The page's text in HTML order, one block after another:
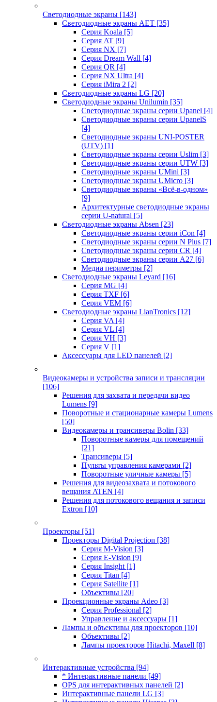
Светодиодные экраны [143]
Светодиодные экраны AET [35]
Cерия Koala [5]
Серия AT [9]
Серия NX [7]
Серия Dream Wall [4]
Серия QR [4]
Серия NX Ultra [4]
Серия iMira 2 [2]
Светодиодные экраны LG [20]
Светодиодные экраны Unilumin [35]
Светодиодные экраны серии Upanel [4]
Светодиодные экраны серии UpanelS
[4]
Светодиодные экраны UNI-POSTER
(UTV) [1]
Светодиодные экраны серии Uslim [3]
Светодиодные экраны серии UTW [3]
Светодиодные экраны UMini [3]
Светодиодные экраны UMicro [3]
Светодиодные экраны «Всё-в-одном»
[9]
Архитектурные светодиодные экраны
серии U-natural [5]
Светодиодные экраны Absen [23]
Светодиодные экраны серии iCon [4]
Светодиодные экраны серии N Plus [7]
Светодиодные экраны серии CR [4]
Светодиодные экраны серии А27 [6]
Медиа периметры [2]
Светодиодные экраны Leyard [16]
Серия MG [4]
Серия TXF [6]
Серия VEM [6]
Светодиодные экраны LianTronics [12]
Серия VA [4]
Серия VL [4]
Серия VH [3]
Серия V [1]
Аксессуары для LED панелей [2]
Видеокамеры и устройства записи и трансляции
[106]
Решения для захвата и передачи видео
Lumens [9]
Поворотные и стационарные камеры Lumens
[50]
Видеокамеры и трансиверы Bolin [33]
Поворотные камеры для помещений
[21]
Трансиверы [5]
Пульты управления камерами [2]
Поворотные уличные камеры [5]
Решения для видеозахвата и потокового
вещания ATEN [4]
Решения для потокового вещания и записи
Extron [10]
Проекторы [51]
Проекторы Digital Projection [38]
Серия M-Vision [3]
Серия E-Vision [9]
Серия Insight [1]
Серия Titan [4]
Серия Satellite [1]
Объективы [20]
Проекционные экраны Adeo [3]
Серия Professional [2]
Управление и аксессуары [1]
Лампы и объективы для проекторов [10]
Объективы [2]
Лампы проекторов Hitachi, Maxell [8]
Интерактивные устройства [94]
* Интерактивные панели [49]
OPS для интерактивных панелей [2]
Интерактивные панели LG [3]